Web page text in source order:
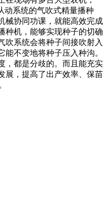
动系统的气吹式精量播种
械协同功课，就能高效完成
种机，能够实现种子的切确
吹系统会将种子间接吹射入
不变地将种子压入种沟。
，都是分歧的。而且能充实
展，提高了出产效率、保苗